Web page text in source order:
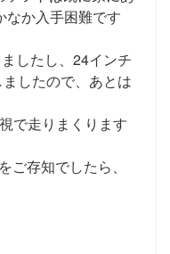
なか入手困難です
したし、24インチ
したので、あとは
で走りまくります
ご存知でしたら、